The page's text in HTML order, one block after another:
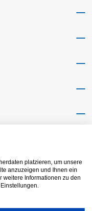
platzieren, um unsere
anzuzeigen und Ihnen ein
weitere Informationen zu den